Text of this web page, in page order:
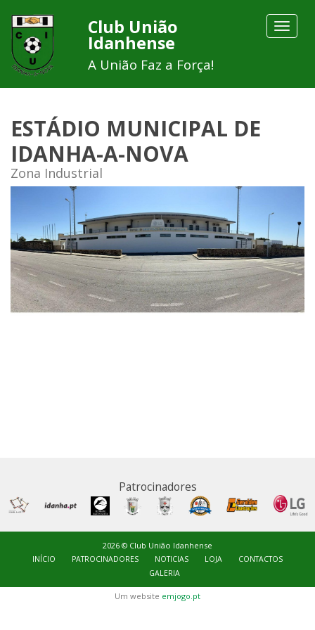
Toggle
Club União
Idanhense
A União Faz a Força!
ESTÁDIO MUNICIPAL DE
IDANHA-A-NOVA
Zona Industrial
Patrocinadores
2026 © Club União Idanhense
INÍCIO PATROCINADORES NOTICIAS LOJA
CONTACTOS
GALERIA
Um website emjogo.pt